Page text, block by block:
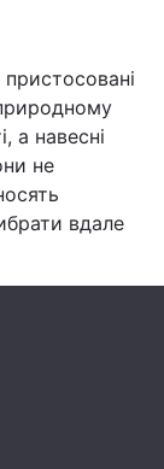
а навесні
не
вдале